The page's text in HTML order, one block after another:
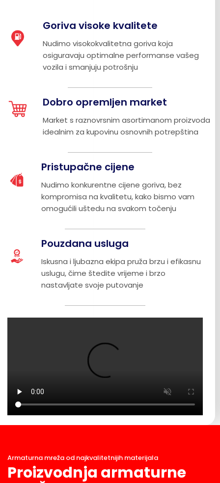
Goriva visoke kvalitete
Nudimo visokokvalitetna goriva koja
osiguravaju optimalne performanse vašeg
vozila i smanjuju potrošnju
Dobro opremljen market
Market s raznovrsnim asortimanom proizvoda
idealnim za kupovinu osnovnih potrepština
Pristupačne cijene
Nudimo konkurentne cijene goriva, bez
kompromisa na kvalitetu, kako bismo vam
omogućili uštedu na svakom točenju
Pouzdana usluga
Iskusna i ljubazna ekipa pruža brzu i efikasnu
uslugu, čime štedite vrijeme i brzo
nastavljate svoje putovanje
Armaturna mreža od najkvalitetnijih materijala
Proizvodnja armaturne